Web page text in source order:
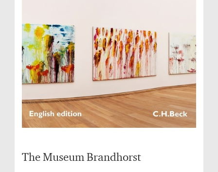
The Museum Brandhorst